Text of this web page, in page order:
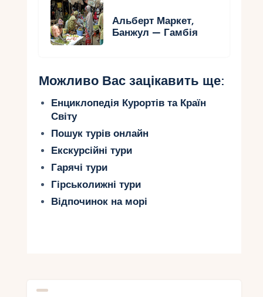
Альберт Маркет,
Банжул — Гамбія
Можливо Вас зацікавить ще:
Енциклопедія Курортів та Країн
Світу
Пошук турів онлайн
Екскурсійні тури
Гарячі тури
Гірськолижні тури
Відпочинок на морі